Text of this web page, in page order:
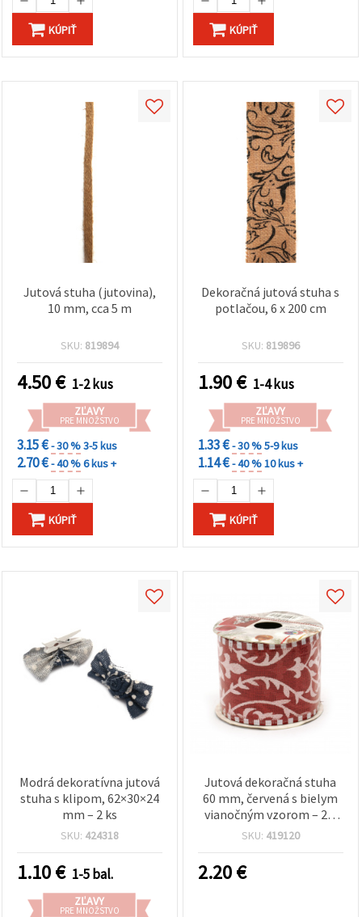
KÚPIŤ KÚPIŤ
Jutová stuha (jutovina),
10 mm, cca 5 m
SKU: 819894
4.50€ 1-2 kus
ZĽAVY
PRE MNOŽSTVO
3.15 €- 30 %3-5 kus
2.70 €- 40 %6 kus +
KÚPIŤ
Dekoračná jutová stuha s
potlačou, 6 x 200 cm
SKU: 819896
1.90€ 1-4 kus
ZĽAVY
PRE MNOŽSTVO
1.33 €- 30 %5-9 kus
1.14 €- 40 %10 kus +
KÚPIŤ
Modrá dekoratívna jutová
stuha s klipom, 62×30×24
mm – 2 ks
SKU: 424318
1.10€ 1-5 bal.
ZĽAVY
PRE MNOŽSTVO
Jutová dekoračná stuha
60 mm, červená s bielym
vianočným vzorom – 2,7
m
SKU: 419120
2.20€